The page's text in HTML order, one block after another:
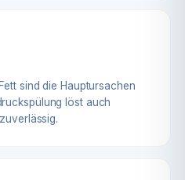
sind die Hauptursachen
löst auch